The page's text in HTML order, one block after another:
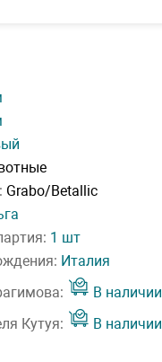
Grabo/Betallic
1 шт
Италия
В наличии
Кутуя:
В наличии